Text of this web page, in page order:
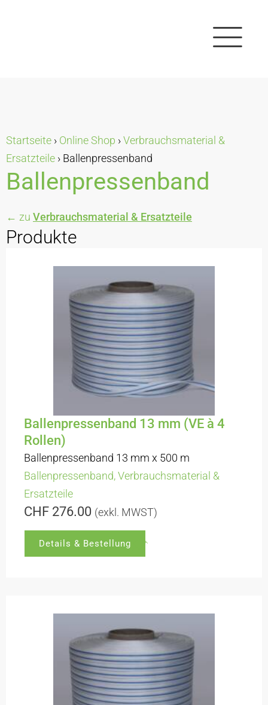
Startseite › Online Shop ›Verbrauchsmaterial &
Ersatzteile › Ballenpressenband
Ballenpressenband
← zu Verbrauchsmaterial & Ersatzteile
Produkte
Ballenpressenband 13 mm (VE à 4
Rollen)
Ballenpressenband 13 mm x 500 m
Ballenpressenband,Verbrauchsmaterial &
Ersatzteile
CHF 276.00 (exkl. MWST)
Details & Bestellung